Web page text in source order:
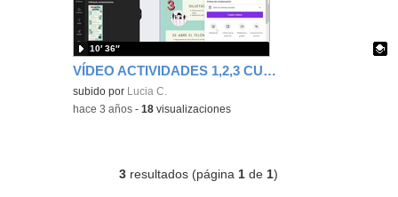
VÍDEO ACTIVIDADES 1,2,3 CURSO DIGITALIZACIÓN
Contenido educativo.
subido por Lucia C.
10′ 36″
-hace 3 años -18 visualizaciones
3 resultados (página 1 de 1)